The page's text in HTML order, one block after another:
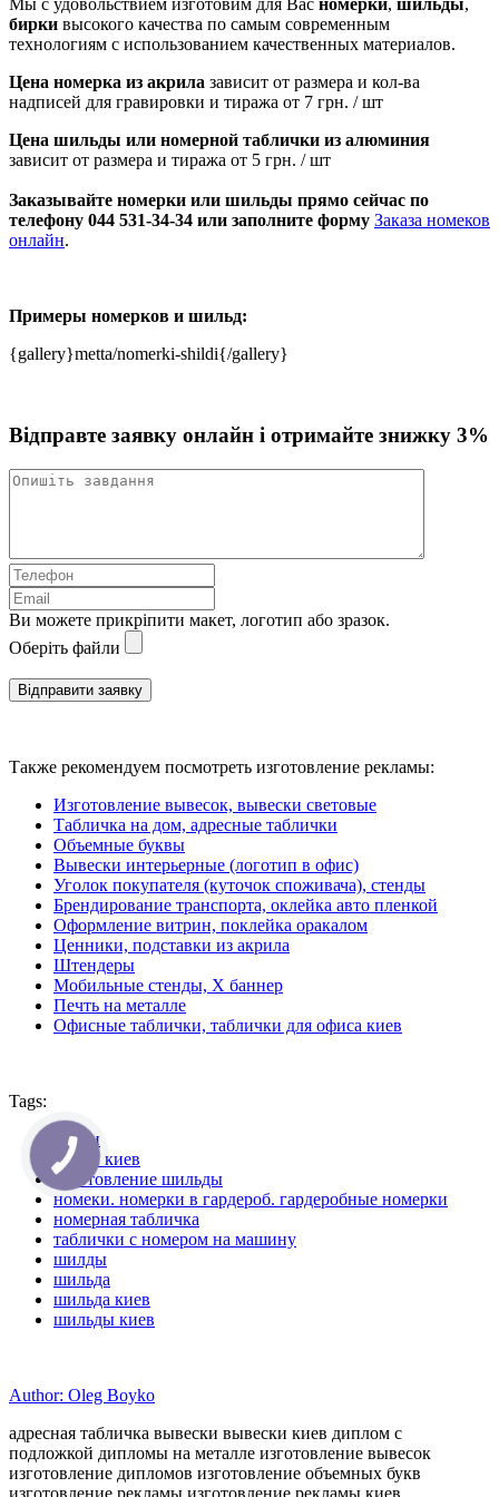
Мы с удовольствием изготовим для Вас номерки, шильды,
бирки высокого качества по самым современным
технологиям с использованием качественных материалов.
Цена номерка из акрила зависит от размера и кол-ва
надписей для гравировки и тиража от 7 грн. / шт
Цена шильды или номерной таблички из алюминия
зависит от размера и тиража от 5 грн. / шт
Заказывайте номерки или шильды прямо сейчас по
телефону 044 531-34-34 или заполните форму Заказа номеков
онлайн.
Примеры номерков и шильд:
{gallery}metta/nomerki-shildi{/gallery}
Відправте заявку онлайн і отримайте знижку 3%
Ви можете прикріпити макет, логотип або зразок.
Оберіть файли
Также рекомендуем посмотреть изготовление рекламы:
Изготовление вывесок, вывески световые
Табличка на дом, адресные таблички
Объемные буквы
Вывески интерьерные (логотип в офис)
Уголок покупателя (куточок споживача), стенды
Брендирование транспорта, оклейка авто пленкой
Оформление витрин, поклейка оракалом
Ценники, подставки из акрила
Штендеры
Мобильные стенды, Х баннер
Печть на металле
Офисные таблички, таблички для офиса киев
Tags:
бирки
бирки киев
изготовление шильды
номеки. номерки в гардероб. гардеробные номерки
номерная табличка
таблички с номером на машину
шилды
шильда
шильда киев
шильды киев
Author: Oleg Boyko
адресная табличка вывески вывески киев диплом с
подложкой дипломы на металле изготовление вывесок
изготовление дипломов изготовление объемных букв
изготовление рекламы изготовление рекламы киев